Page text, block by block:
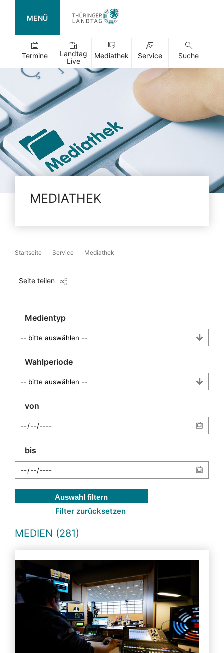
MENÜ
Termine
Landtag
Live
Mediathek Service Suche
MEDIATHEK
Startseite Service Mediathek
Seite teilen
Medientyp
Wahlperiode
von
bis
Auswahl filtern
Filter zurücksetzen
MEDIEN (281)